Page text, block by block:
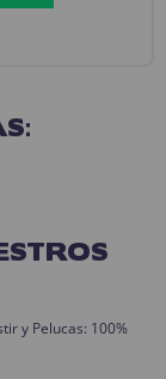
y Pelucas: 100%